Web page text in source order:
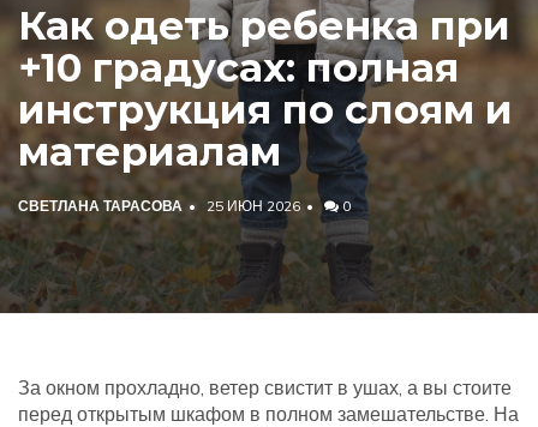
Как одеть ребенка при
+10 градусах: полная
инструкция по слоям и
материалам
СВЕТЛАНА ТАРАСОВА 25 ИЮН 2026 0
За окном прохладно, ветер свистит в ушах, а вы стоите
перед открытым шкафом в полном замешательстве. На